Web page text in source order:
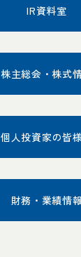
IR資料室
株主総会・株式
個人投資家の皆
財務・業績情報